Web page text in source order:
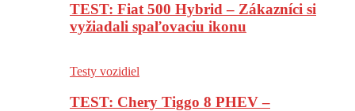
TEST: Fiat 500 Hybrid – Zákazníci si
vyžiadali spaľovaciu ikonu
Testy vozidiel
TEST: Chery Tiggo 8 PHEV –